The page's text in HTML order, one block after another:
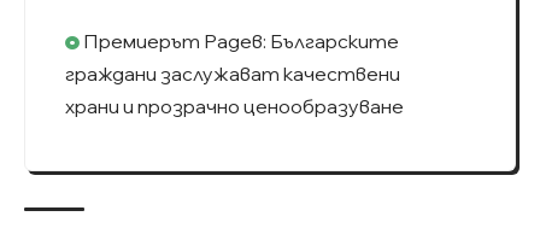
Премиерът Радев: Българските
граждани заслужават качествени
храни и прозрачно ценообразуване